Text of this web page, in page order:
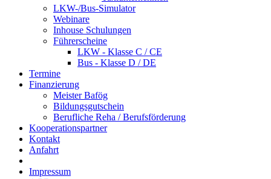
LKW-/Bus-Simulator
Webinare
Inhouse Schulungen
Führerscheine
LKW - Klasse C / CE
Bus - Klasse D / DE
Termine
Finanzierung
Meister Bafög
Bildungsgutschein
Berufliche Reha / Berufsförderung
Kooperationspartner
Kontakt
Anfahrt
Impressum